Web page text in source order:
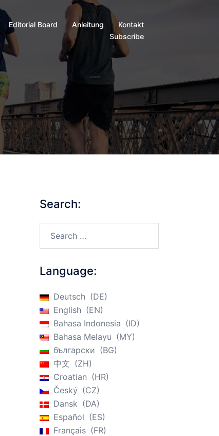
Editorial Board Anleitung
Kontakt
Subscribe
Search:
Language:
Deutsch
DE
English
EN
Bahasa Indonesia
ID
Bahasa Melayu
MY
български
BG
中文
ZH
Croatian
HR
Český
CZ
Dansk
DA
Español
ES
Français
FR